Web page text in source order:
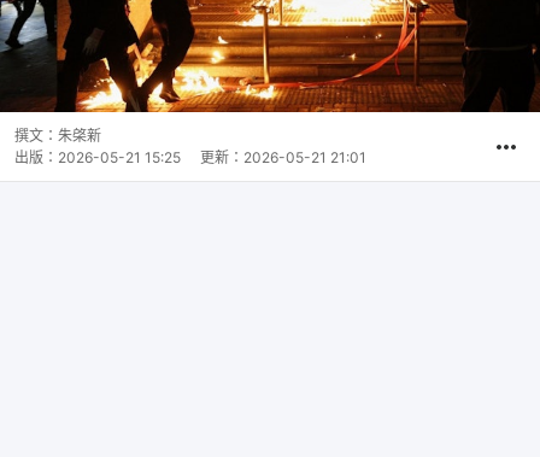
撰文： 朱棨新
出版： 2026-05-21 15:25 更新： 2026-05-21 21:01